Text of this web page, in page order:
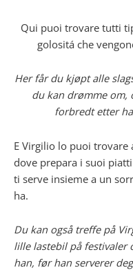
Qui puoi trovare tutti
golositá che
Her får du kjøpt alle
du kan drømme om,
forbredt etter
E Virgilio lo puoi trovare
dove prepara i suoi
ti serve insieme a un
ha.
Du kan også treffe på
lille lastebil på festivaler
han, før han serverer